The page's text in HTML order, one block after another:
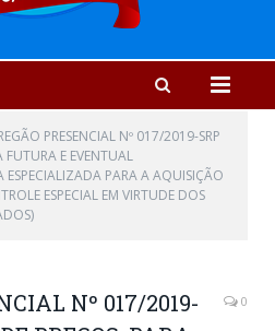
PRESENCIAL Nº 017/2019-SRP
FUTURA E EVENTUAL
ESPECIALIZADA PARA A AQUISIÇÃO
ESPECIAL EM VIRTUDE DOS
Nº 017/2019-
0